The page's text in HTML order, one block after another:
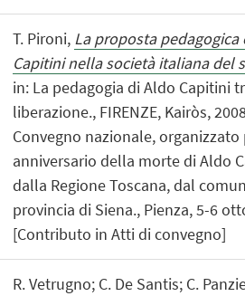
T. Pironi, La proposta
Capitini nella società italiana del
in: La pedagogia di Aldo Capitini
liberazione., FIRENZE, Kairòs,
Convegno nazionale,
anniversario della morte di Aldo
dalla Regione Toscana, dal
provincia di Siena., Pienza, 5-6
[Contributo in Atti di convegno]
R. Vetrugno; C. De Santis; C.